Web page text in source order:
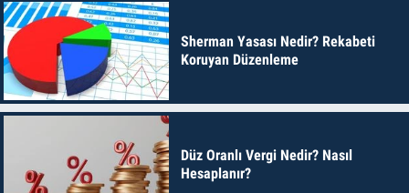
Sherman Yasası Nedir? Rekabeti
Koruyan Düzenleme
Düz Oranlı Vergi Nedir? Nasıl
Hesaplanır?